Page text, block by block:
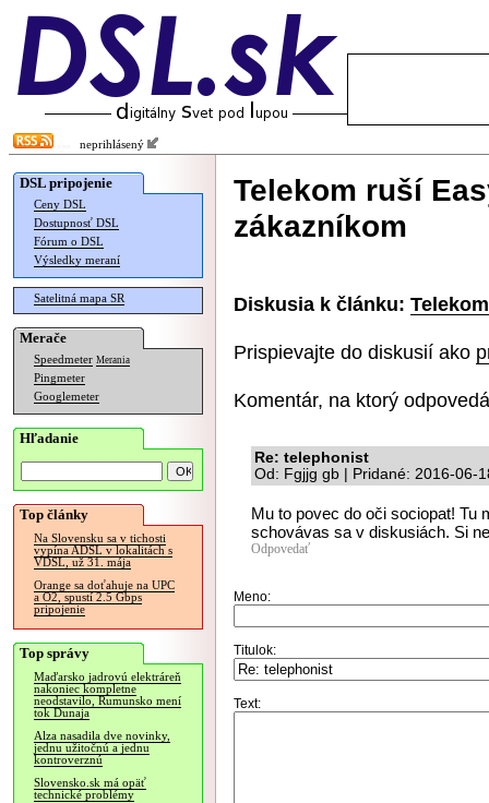
neprihlásený
DSL pripojenie
Ceny DSL
Dostupnosť DSL
Fórum o DSL
Výsledky meraní
Satelitná mapa SR
Merače
Speedmeter Merania
Pingmeter
Googlemeter
Hľadanie
Top články
Na Slovensku sa v tichosti
vypína ADSL v lokalitách s
VDSL, už 31. mája
Orange sa doťahuje na UPC
a O2, spustí 2.5 Gbps
pripojenie
Top správy
Maďarsko jadrovú elektráreň
nakoniec kompletne
neodstavilo, Rumunsko mení
tok Dunaja
Alza nasadila dve novinky,
jednu užitočnú a jednu
kontroverznú
Slovensko.sk má opäť
technické problémy
Telekom ruší
zákazníkom
Diskusia k článku:
Prispievajte do diskusií ako
Komentár, na ktorý
Re: telephonist
Od: Fgjjg gb | Pridané: 2016-06-
Mu to povec do oči sociopat! Tu
schovávas sa v diskusiách. Si
Odpovedať
Meno:
Titulok:
Text: